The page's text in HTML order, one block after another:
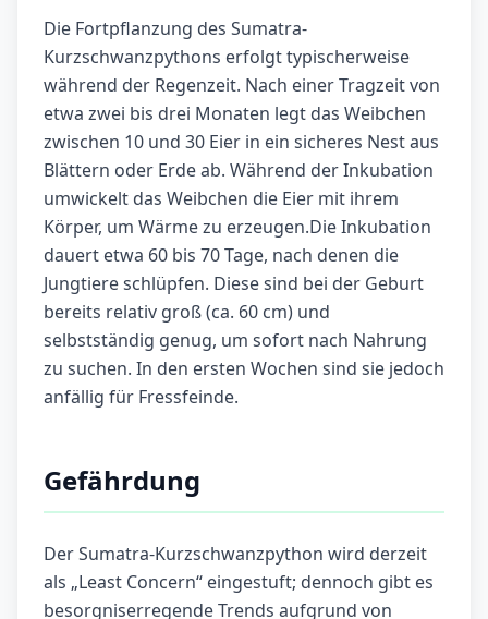
Die Fortpflanzung des Sumatra-
Kurzschwanzpythons erfolgt typischerweise
während der Regenzeit. Nach einer Tragzeit von
etwa zwei bis drei Monaten legt das Weibchen
zwischen 10 und 30 Eier in ein sicheres Nest aus
Blättern oder Erde ab. Während der Inkubation
umwickelt das Weibchen die Eier mit ihrem
Körper, um Wärme zu erzeugen.Die Inkubation
dauert etwa 60 bis 70 Tage, nach denen die
Jungtiere schlüpfen. Diese sind bei der Geburt
bereits relativ groß (ca. 60 cm) und
selbstständig genug, um sofort nach Nahrung
zu suchen. In den ersten Wochen sind sie jedoch
anfällig für Fressfeinde.
Gefährdung
Der Sumatra-Kurzschwanzpython wird derzeit
als „Least Concern“ eingestuft; dennoch gibt es
besorgniserregende Trends aufgrund von